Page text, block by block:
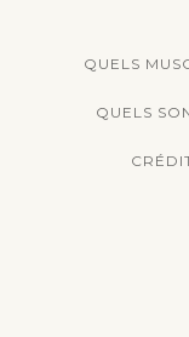
QUELS
QUELS
Envoyé